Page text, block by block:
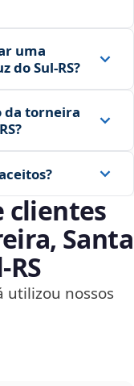
uma
Sul‑RS?
da torneira
clientes
Santa
utilizou nossos